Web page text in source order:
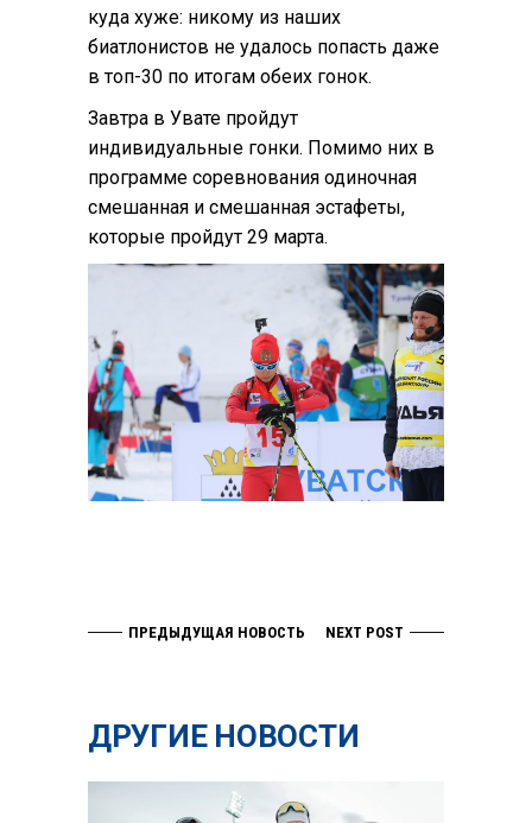
куда хуже: никому из наших
биатлонистов не удалось попасть даже
в топ-30 по итогам обеих гонок.
Завтра в Увате пройдут
индивидуальные гонки. Помимо них в
программе соревнования одиночная
смешанная и смешанная эстафеты,
которые пройдут 29 марта.
ПРЕДЫДУЩАЯ НОВОСТЬ NEXT POST
ДРУГИЕ НОВОСТИ